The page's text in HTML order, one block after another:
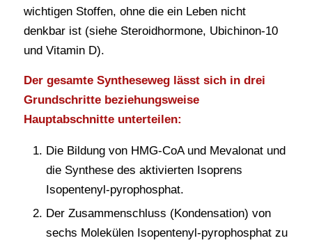
wichtigen Stoffen, ohne die ein Leben nicht
denkbar ist (siehe Steroidhormone, Ubichinon-10
und Vitamin D).
Der gesamte Syntheseweg lässt sich in drei
Grundschritte beziehungsweise
Hauptabschnitte unterteilen:
Die Bildung von HMG-CoA und Mevalonat und
die Synthese des aktivierten Isoprens
Isopentenyl-pyrophosphat.
Der Zusammenschluss (Kondensation) von
sechs Molekülen Isopentenyl-pyrophosphat zu